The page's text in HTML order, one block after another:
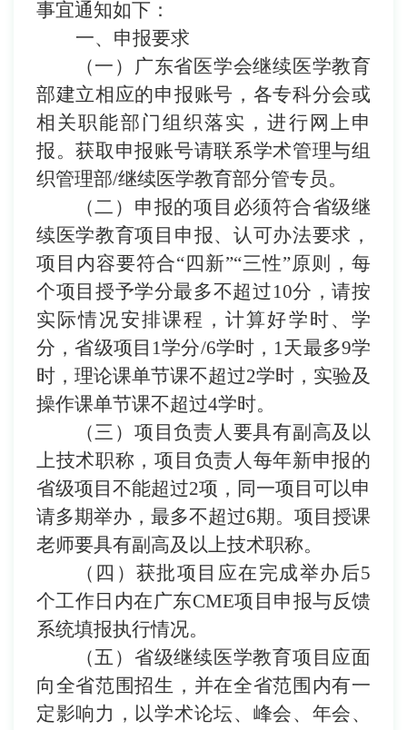
事宜通知如下：
一、申报要求
（一） 广东省医学会继续医学教育
部建立相应的申报账号， 各专科分会或
相关职能部门组织落实，进行网上申
报。获取申报账号请联系学术管理与组
织管理部/继续医学教育部分管专员。
（二） 申报的项目必须符合省级继
续医学教育项目申报、认可办法要求，
项目内容要符合“四新”“三性”原则， 每
个项目授予学分最多不超过10分，请按
实际情况安排课程，计算好学时、学
分，省级项目 1学分/6学时， 1天最多9学
时，理论课单节课不超过2学时，实验及
操作课单节课不超过4学时。
（三） 项目负责人要具有副高及以
上技术职称，项目负责人每年新申报的
省级项目不能超过2项，同一项目可以申
请多期举办 ，最多不超过6期。 项目授课
老师要具有副高及以上技术职称。
（四）获批项目应在完成举办后5
个工作日内在广东CME项目 申报与反馈
系统填报执行情况。
（五） 省级继续医学教育项目应面
向全省范围招生，并在全省范围内有一
定影响力，以学术论坛、峰会、年会、